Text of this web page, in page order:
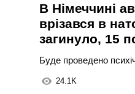
В Німеччині
врізався в
загинуло, 15
Буде проведено
24.1K